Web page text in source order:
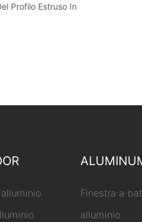
Profilo Estruso In Alluminio
Finestra a
alluminio